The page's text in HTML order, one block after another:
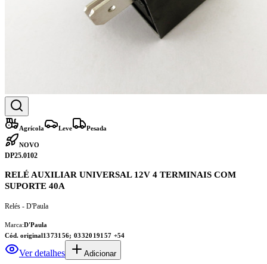
Agrícola Leve Pesada
NOVO
DP25.0102
RELÉ AUXILIAR UNIVERSAL 12V 4 TERMINAIS COM
SUPORTE 40A
Relés - D'Paula
Marca:D'Paula
Cód. original1373156; 0332019157 +54
Ver detalhes Adicionar